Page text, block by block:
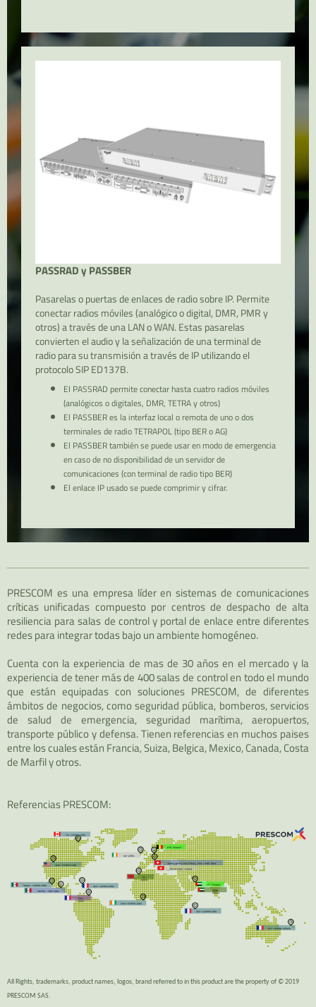
PASSRAD y PASSBER
Pasarelas o puertas de enlaces de radio sobre IP. Permite
conectar radios móviles (analógico o digital, DMR, PMR y
otros) a través de una LAN o WAN. Estas pasarelas
convierten el audio y la señalización de una terminal de
radio para su transmisión a través de IP utilizando el
protocolo SIP ED137B.
El PASSRAD permite conectar hasta cuatro radios móviles
(analógicos o digitales, DMR, TETRA y otros)
El PASSBER es la interfaz local o remota de uno o dos
terminales de radio TETRAPOL (tipo BER o AG)
El PASSBER también se puede usar en modo de emergencia
en caso de no disponibilidad de un servidor de
comunicaciones (con terminal de radio tipo BER)
El enlace IP usado se puede comprimir y cifrar.
PRESCOM es una empresa líder en sistemas de comunicaciones
críticas unificadas compuesto por centros de despacho de alta
resiliencia para salas de control y portal de enlace entre diferentes
redes para integrar todas bajo un ambiente homogéneo.
Cuenta con la experiencia de mas de 30 años en el mercado y la
experiencia de tener más de 400 salas de control en todo el mundo
que están equipadas con soluciones PRESCOM, de diferentes
ámbitos de negocios, como seguridad pública, bomberos, servicios
de salud de emergencia, seguridad marítima, aeropuertos,
transporte público y defensa. Tienen referencias en muchos paises
entre los cuales están Francia, Suiza, Belgica, Mexico, Canada, Costa
de Marfil y otros.
Referencias PRESCOM:
All Rights, trademarks, product names, logos, brand referred to in this product are the property of © 2019
PRESCOM SAS.